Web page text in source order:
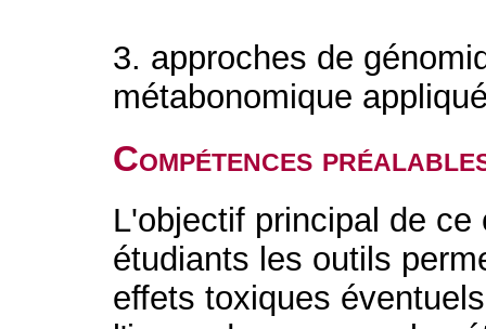
3. approches de
métabonomique
Compétences
L'objectif principal de
étudiants les outils
effets toxiques